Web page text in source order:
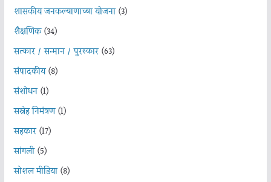
शासकीय जनकल्याणाच्या योजना(3)
शैक्षणिक(34)
सत्कार / सन्मान / पुरस्कार(63)
संपादकीय(8)
संशोधन(1)
सस्नेह निमंत्रण(1)
सहकार(17)
सांगली(5)
सोशल मीडिया(8)